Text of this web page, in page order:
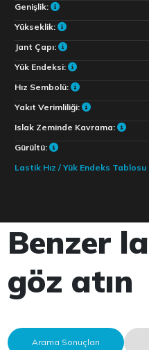
Genişlik:
Yükseklik:
Jant Çapı:
Yük Endeksi:
Hız Sembolü:
Yakıt Verimliliği:
Islak Zeminde Kavrama:
Gürültü:
Lastik Hız / Yük Endeks Tablosu
Benzer
göz atın
Arama Sonuçları